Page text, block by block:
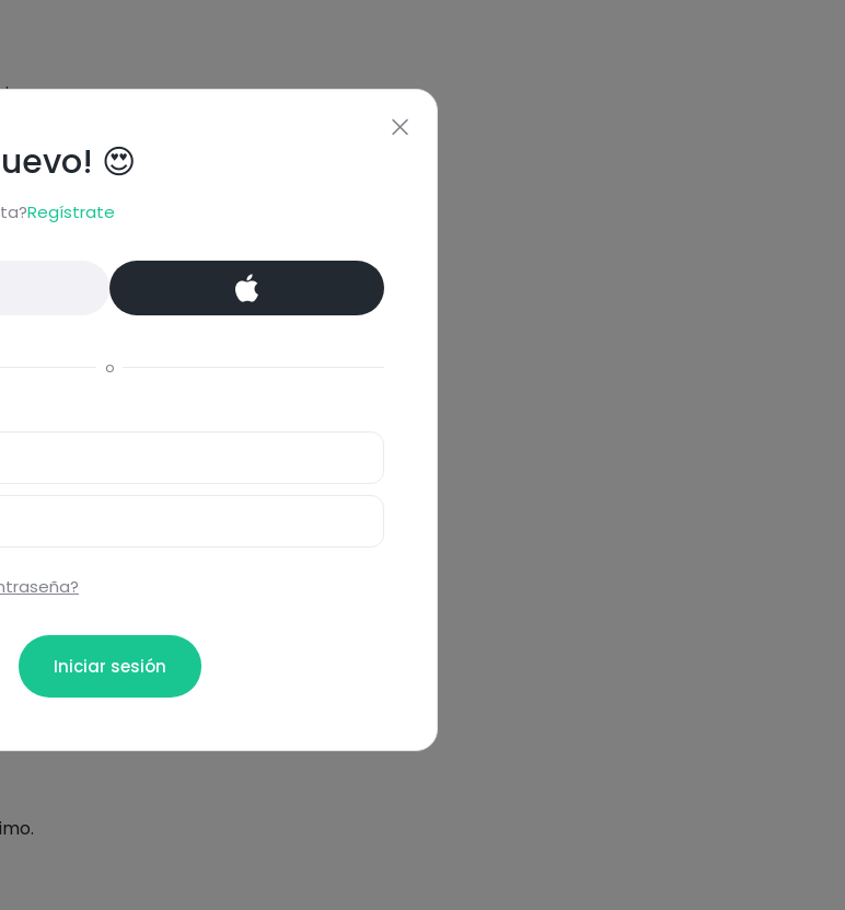
😍
Regístrate
o
Iniciar sesión